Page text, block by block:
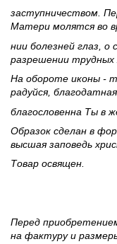
заступничеством.
Матери молятся во
нии болезней глаз, о
разрешении трудных
На обороте иконы -
радуйся,
благословенна Ты в
Образок сделан в
высшая заповедь
Товар освящен.
Перед
на фактуру и